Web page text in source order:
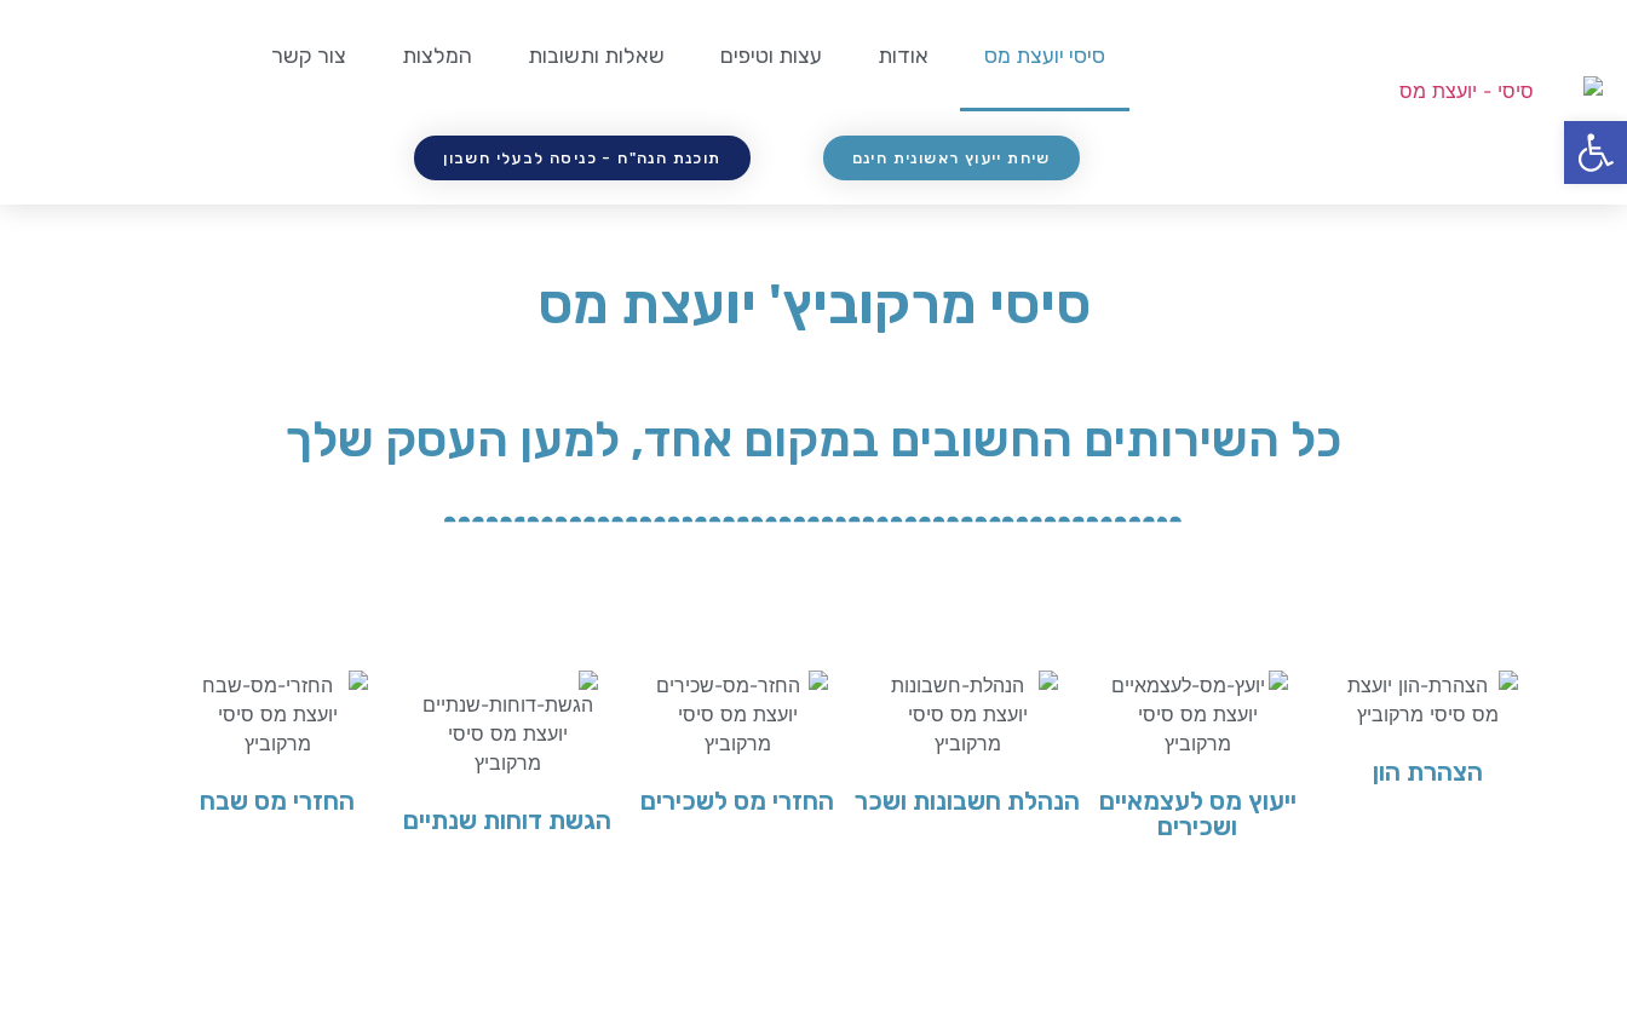
פתח סרגל נגישות
סיסי יועצת מס אודות עצות וטיפים שאלות ותשובות המלצות צור קשר
שיחת ייעוץ ראשונית חינם תוכנת הנה"ח - כניסה לבעלי חשבון
סיסי מרקוביץ' יועצת מס
כל השירותים החשובים במקום אחד, למען העסק שלך
הצהרת הון
ייעוץ מס לעצמאיים
ושכירים
הנהלת חשבונות ושכר החזרי מס לשכירים
הגשת דוחות שנתיים
החזרי מס שבח